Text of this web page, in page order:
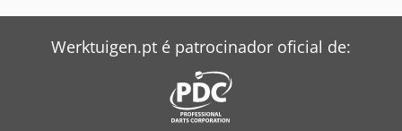
Werktuigen.pt é patrocinador oficial de: